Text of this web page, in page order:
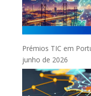
Prémios TIC em
junho de 2026